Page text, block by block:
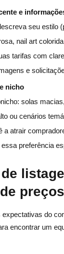
e
seu estilo
nail art
tarifas com
e
nicho
solas
ou cenários
a atrair
preferência
preços
do
encontrar um